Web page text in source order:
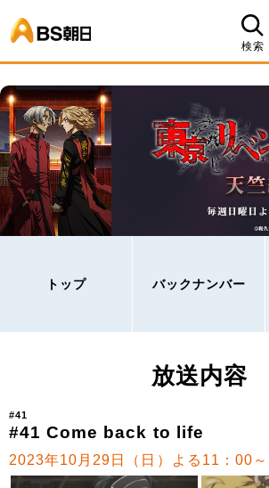
検索
トップ バックナンバー
放送内容
#41
#41 Come back to life
2023年10月29日（日）よる11：00